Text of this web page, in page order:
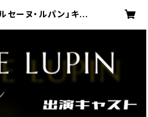
セーヌ・ルパン」キャ
ショップ